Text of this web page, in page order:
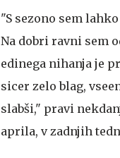
"S sezono sem
Na dobri ravni sem
edinega nihanja je
sicer zelo blag,
slabši," pravi
aprila, v zadnjih